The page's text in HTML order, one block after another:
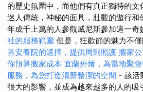
的歷史氛圍中，而他們有真正獨特的文
迷人傳統，神秘的面具，壯觀的遊行和
年成千上萬的人參觀威尼斯參加這一奇
社的服務範圍 但是，狂歡節的魅力不
區安養院的選擇，提供周到照護 搬家
你預算搬家成本 宜蘭外燴，為當地聚
服務，為您打造清新整潔的空間 - 該活
很大的影響，並成為越來越多的人的吸